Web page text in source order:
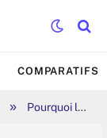
COMPARATIFS
» Pourquoi les projecteurs Android TV ne sont pas compatibles avec Netflix ?